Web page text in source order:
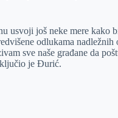
usvoji još neke mere kako
odlukama nadležnih
sve naše građane da
je Đurić.